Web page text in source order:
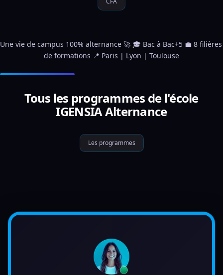
Une vie de campus 100% alternance 🚀 🎓 Bac à Bac+5 💼 8 filières
de formations 📍 Paris | Lyon | Toulouse
Tous les programmes de l'école
IGENSIA Alternance
Les programmes